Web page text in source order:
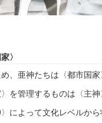
〉
、亜神たちは〈都市国
を管理するものは〈主
〉によって文化レベルか